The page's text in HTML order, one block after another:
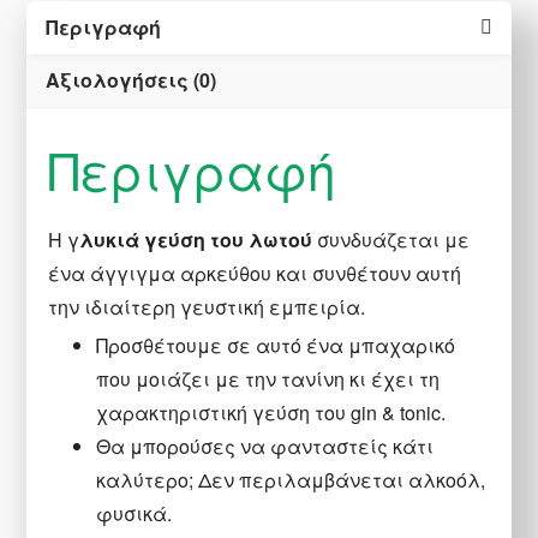
60ml
Περιγραφή
Αξιολογήσεις (0)
Περιγραφή
Η γλυκιά γεύση του λωτού συνδυάζεται με
ένα άγγιγμα αρκεύθου και συνθέτουν αυτή
την ιδιαίτερη γευστική εμπειρία.
Προσθέτουμε σε αυτό ένα μπαχαρικό
που μοιάζει με την τανίνη κι έχει τη
χαρακτηριστική γεύση του gin & tonic.
Θα μπορούσες να φανταστείς κάτι
καλύτερο; Δεν περιλαμβάνεται αλκοόλ,
φυσικά.